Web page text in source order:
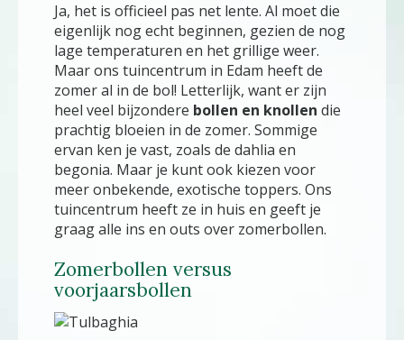
Ja, het is officieel pas net lente. Al moet die
eigenlijk nog echt beginnen, gezien de nog
lage temperaturen en het grillige weer.
Maar ons tuincentrum in Edam heeft de
zomer al in de bol! Letterlijk, want er zijn
heel veel bijzondere bollen en knollen die
prachtig bloeien in de zomer. Sommige
ervan ken je vast, zoals de dahlia en
begonia. Maar je kunt ook kiezen voor
meer onbekende, exotische toppers. Ons
tuincentrum heeft ze in huis en geeft je
graag alle ins en outs over zomerbollen.
Zomerbollen versus
voorjaarsbollen